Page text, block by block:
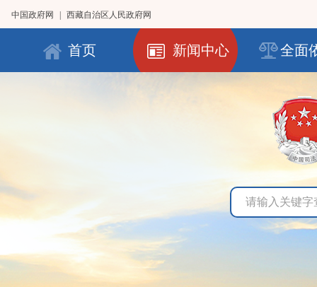
中国政府网 西藏自治区人民政府网
首页 新闻中心 全面